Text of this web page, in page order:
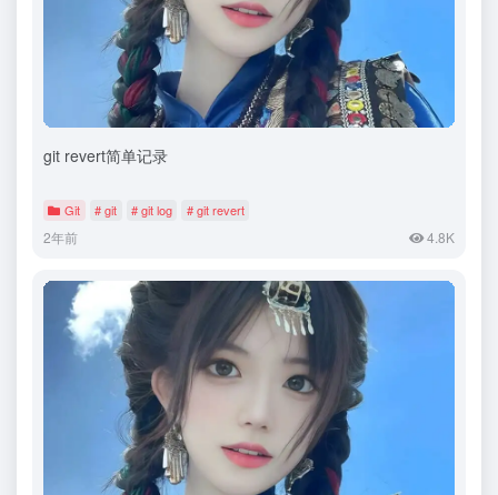
git revert简单记录
Git # git # git log # git revert
2年前 4.8K